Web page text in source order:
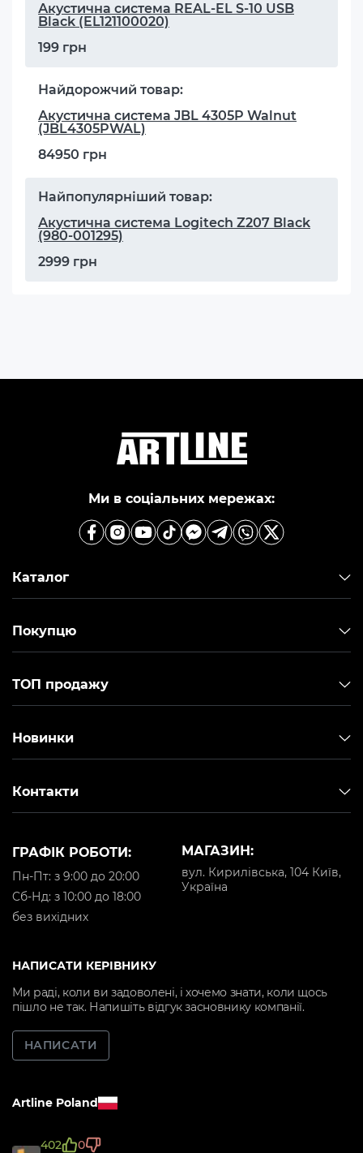
Акустична система REAL-EL S-10 USB
Black (EL121100020)
199 грн
Найдорожчий товар:
Акустична система JBL 4305P Walnut
(JBL4305PWAL)
84950 грн
Найпопулярніший товар:
Акустична система Logitech Z207 Black
(980-001295)
2999 грн
Ми в соціальних мережах:
Каталог
Покупцю
ТОП продажу
Новинки
Контакти
МАГАЗИН:
вул. Кирилівська, 104 Київ,
Україна
ГРАФІК РОБОТИ:
Пн-Пт: з 9:00 до 20:00
Cб-Нд: з 10:00 до 18:00
без вихідних
НАПИСАТИ КЕРІВНИКУ
Ми раді, коли ви задоволені, і хочемо знати, коли щось
пішло не так. Напишіть відгук засновнику компанії.
НАПИСАТИ
Artline Poland
402 0